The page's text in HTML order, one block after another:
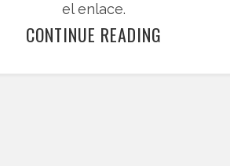
el enlace.
CONTINUE READING